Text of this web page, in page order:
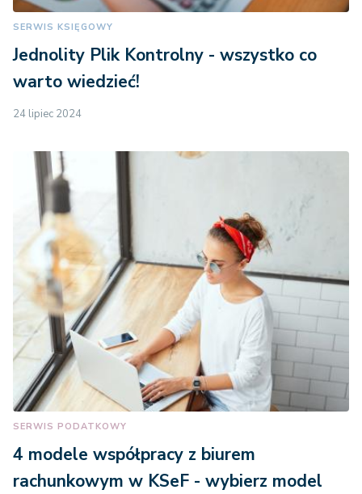
SERWIS KSIĘGOWY
Jednolity Plik Kontrolny - wszystko co
warto wiedzieć!
24 lipiec 2024
SERWIS PODATKOWY
4 modele współpracy z biurem
rachunkowym w KSeF - wybierz model